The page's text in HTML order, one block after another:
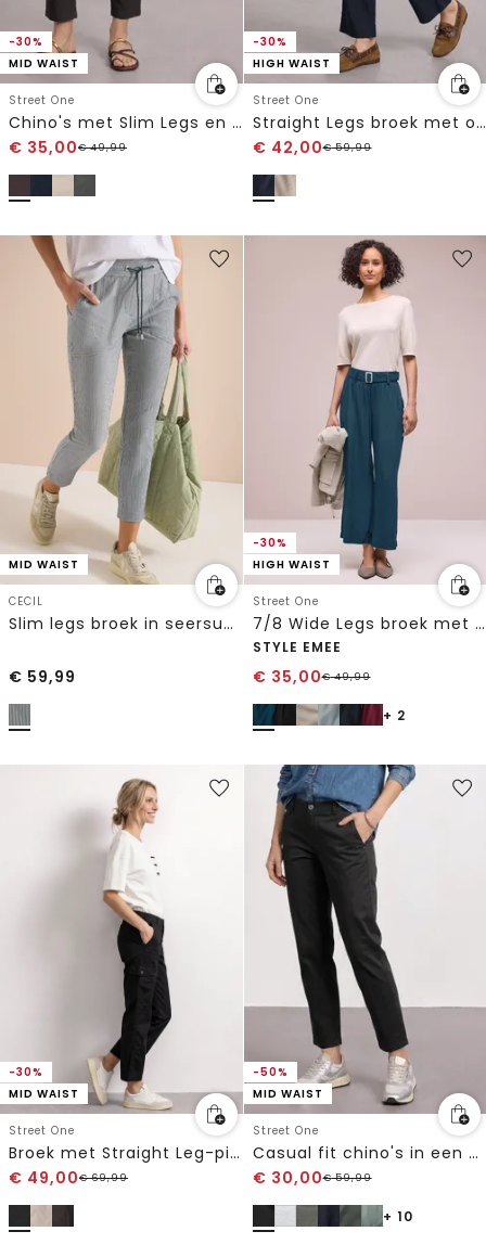
-30%
MID WAIST
Street One
Chino's met Slim Legs en elastische tailleband
€ 35,00€49,99
-30%
HIGH WAIST
Street One
Straight Legs broek met omgeslagen detail
€ 42,00€59,99
MID WAIST
CECIL
Slim legs broek in seersucker kwaliteit
€ 59,99
-30%
HIGH WAIST
Street One
7/8 Wide Legs broek met riem
STYLE EMEE
€ 35,00€49,99
+ 2
-30%
MID WAIST
Street One
Broek met Straight Leg-pijpen in cargo-stijl
€ 49,00€69,99
-50%
MID WAIST
Street One
Casual fit chino's in een zachte stof
€ 30,00€59,99
+ 10